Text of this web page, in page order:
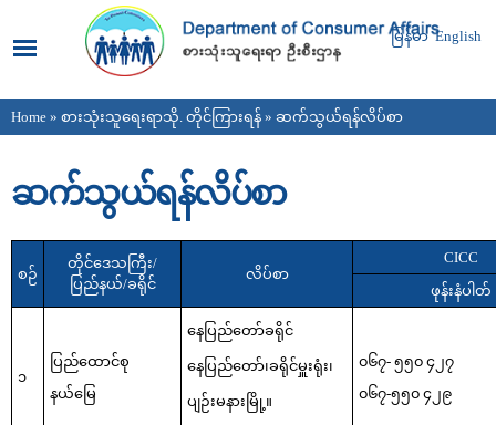
main
content
မြန်မာ English
You are here
Home » စားသုံးသူရေးရာသို. တိုင်ကြားရန် » ဆက်သွယ်ရန်လိပ်စာ
ဆက်သွယ်ရန်လိပ်စာ
စဉ်
တိုင်ဒေသကြီး/
ပြည်နယ်/ခရိုင်
လိပ်စာ
CICC
ဖုန်းနံပါတ်
၁
ပြည်ထောင်စု
နယ်မြေ
နေပြည်တော်ခရိုင်
နေပြည်တော်၊ခရိုင်မှူးရုံး၊
ပျဉ်းမနားမြို့။
၀၆၇- ၅၅၀ ၄၂၇
၀၆၇-၅၅၀ ၄၂၉